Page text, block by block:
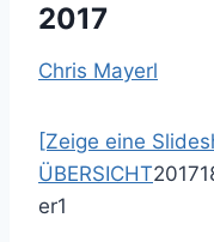
2017
Chris Mayerl
[Zeige eine
ÜBERSICHT
er1